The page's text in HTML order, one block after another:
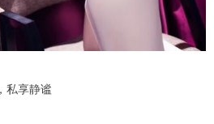
享静谧